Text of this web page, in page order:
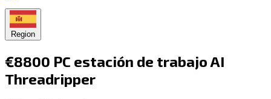
Region
€8800 PC estación de trabajo AI
Threadripper​​​​‌ ‍ ​‍​‍‌‍ ‌ ​‍‌‍‍‌‌‍‌ ‌‍‍‌‌‍ ‍​‍​‍​ ‍‍​‍​‍‌ ​ ‌‍​‌‌‍ ‍‌‍‍‌‌ ‌​‌ ‍‌​‍ ‍‌‍‍‌‌‍ ​‍​‍​‍ ​​‍​‍‌‍‍​‌ ​‍‌‍‌‌‌‍‌‍​‍​‍​ ‍‍​‍​‍​‍ ‌‍​‌‌‍‌​‌‍ ‌‌‍‍‌‌‍ ‍​‍ ‌‍‍‌‌‍ ‍‌ ‌​‌‍‌‌‌‍ ‍‌ ‌​​‍ ‌‍‌‌‌‍‌​‌‍‍‌‌ ‌​​‍ ‌‍ ‌‌‍ ‌‍‌​‌‍‌‌​ ‌‌ ​​‌ ​‍‌‍‌‌‌ ​ ‌‍‌‌‌‍ ‍‌ ‌​‌‍​‌‌ ‌​‌‍‍‌‌‍ ‌‍ ‍​ ‍ ‌‍‍‌‌‍‌​​ ‌​ ‌ ​ ​ ‌‍‌‌​ ​ ​ ‌​‌‍‌‌​ ‌‍​ ‌‍​‍ ‌​ ‌‌​ ‌‌​ ‌ ​ ​​​‍ ‌​ ‌​​ ‌‍‌‍​ ‌‍​‍​‍ ‌‌‍​‍‌‍‌‍​ ‍​​ ‌ ​‍ ‌​ ​‍‌‍​ ​ ‌‌​ ‌​​ ‍‌​ ‌‌‌‍‌​​ ​ ​ ‌ ​ ‍​​ ‌‍​ ‌​​ ‍ ‌ ‌​‌ ‍‌‌ ​​‌‍‌‌​ ‌‌‍​‍‌ ‌‌‌‍‍‌‌‍ ​‌‍‌​​ ‍ ‌ ​​‌‍​‌‌ ‌​‌‍‍​​ ‌‌‍‍‌​ ​‌​ ‍​‌‍ ‍‌‌ ‌‍ ‍‌‍​‌‌‍ ‌‌‍‌‌​‍‌‌​ ‌‌‌​​‍‌‌ ‌‍‍ ‌‍‌‌‌ ‍‌​‍‌‌​ ​ ‌​‌​​‍‌‌​ ​ ‌​‌​​‍‌‌​ ​‍​ ​‍‌‍‌‌‌ ​ ​‍‌‌​ ​‍​ ​‍​‍‌‌​ ‌‌‌​‌​​‍ ‍‌ ‌‍‌‍​‌‌‍ ​‌ ‌‌‌‍‌‌​ ‌‍​‍‌‍​‌‌ ​ ‌‍‌‌‌‌‌‌‌ ​‍‌‍ ​​ ‌​‍‌‌​ ​‍‌​‌‍‌‍​‌‌‍‌​‌‍ ‌‌‍‍‌‌‍ ‍​‍‌‍‌‍‍‌‌‍‌​​ ‌​ ‌ ​ ​ ‌‍‌‌​ ​ ​ ‌​‌‍‌‌​ ‌‍​ ‌‍​‍ ‌​ ‌‌​ ‌‌​ ‌ ​ ​​​‍ ‌​ ‌​​ ‌‍‌‍​ ‌‍​‍​‍ ‌‌‍​‍‌‍‌‍​ ‍​​ ‌ ​‍ ‌​ ​‍‌‍​ ​ ‌‌​ ‌​​ ‍‌​ ‌‌‌‍‌​​ ​ ​ ‌ ​ ‍​​ ‌‍​ ‌​​‍‌‍‌ ‌​‌ ‍‌‌ ​​‌‍‌‌​ ‌‌‍​‍‌ ‌‌‌‍‍‌‌‍ ​‌‍‌​​‍‌‍‌ ​​‌‍​‌‌ ‌​‌‍‍​​ ‌‌‍‍‌​ ​‌​ ‍​‌‍ ‍‌‌ ‌‍ ‍‌‍​‌‌‍ ‌‌‍‌‌​‍‌‌​ ‌‌‌​​‍‌‌ ‌‍‍ ‌‍‌‌‌ ‍‌​‍‌‌​ ​ ‌​‌​​‍‌‌​ ​ ‌​‌​​‍‌‌​ ​‍​ ​‍‌‍‌‌‌ ​ ​‍‌‌​ ​‍​ ​‍​‍‌‌​ ‌‌‌​‌​​‍ ‍‌ ‌‍‌‍​‌‌‍ ​‌ ‌‌‌‍‌‌​‍‌‍‌ ​​‌‍‌‌‌ ​‍‌ ​ ‌ ​​‌‍‌‌‌‍​ ‌ ‌​‌‍‍‌‌ ‌‍‌‍‌‌​ ‌‌ ​​‌ ‌‌‌‍​‍‌‍ ​‌‍‍‌‌ ​ ‌‍‍​‌‍‌‌‌‍‌​​‍​‍‌ ‌